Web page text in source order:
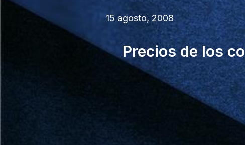
15 agosto, 2008
Precios de los